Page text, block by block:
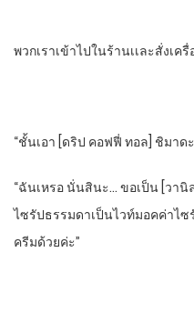
พวกเราเข้าไปในร้าน​เเละสั่งเ
“ชั้นเอา [ดริป คอฟฟี่​ ทอล]​ ชิมาด
“ฉันเหรอ​ นั่นสินะ… ขอเป็น​ [วานิ
ไซรัปธรรมดา​เป็นไวท์มอคค่า​ไซ
ครีมด้วยค่ะ”